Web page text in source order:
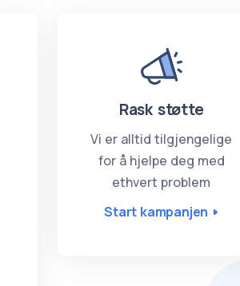
Rask støtte
Vi er alltid tilgjengelige
for å hjelpe deg med
ethvert problem
Start kampanjen